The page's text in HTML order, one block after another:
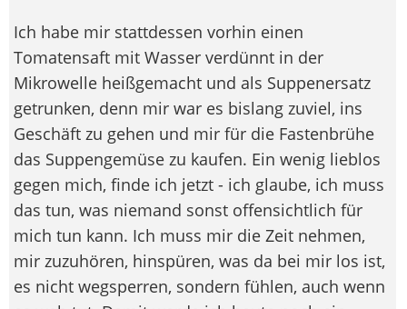
Ich habe mir stattdessen vorhin einen
Tomatensaft mit Wasser verdünnt in der
Mikrowelle heißgemacht und als Suppenersatz
getrunken, denn mir war es bislang zuviel, ins
Geschäft zu gehen und mir für die Fastenbrühe
das Suppengemüse zu kaufen. Ein wenig lieblos
gegen mich, finde ich jetzt - ich glaube, ich muss
das tun, was niemand sonst offensichtlich für
mich tun kann. Ich muss mir die Zeit nehmen,
mir zuzuhören, hinspüren, was da bei mir los ist,
es nicht wegsperren, sondern fühlen, auch wenn